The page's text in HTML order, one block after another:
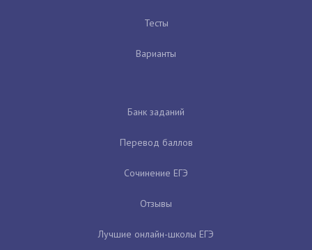
Тесты
Варианты
Банк заданий
Перевод баллов
Сочинение ЕГЭ
Отзывы
Лучшие онлайн-школы ЕГЭ